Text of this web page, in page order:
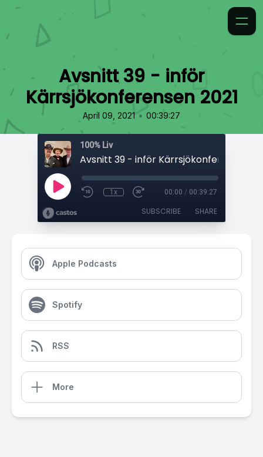
Avsnitt 39 - inför
Kärrsjökonferensen 2021
April 09, 2021 • 00:39:27
100% Liv
Avsnitt 39 - inför Kärrsjökonferensen
1x 00:00 / 00:39:27
SUBSCRIBE SHARE
Apple Podcasts
Spotify
RSS
More